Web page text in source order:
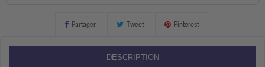
Partager Tweet Pinterest
DESCRIPTION